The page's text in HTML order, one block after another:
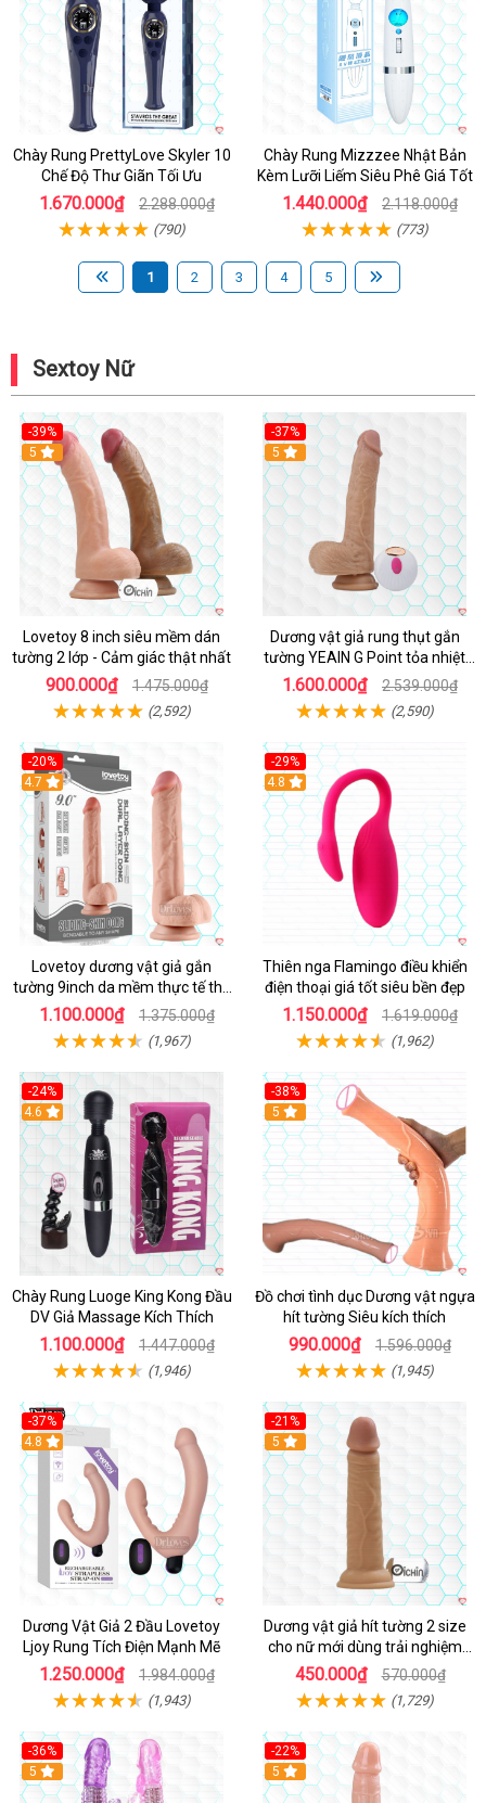
Chày Rung PrettyLove Skyler 10
Chế Độ Thư Giãn Tối Ưu
1.670.000₫ 2.288.000₫
(790)
Chày Rung Mizzzee Nhật Bản
Kèm Lưỡi Liếm Siêu Phê Giá Tốt
1.440.000₫ 2.118.000₫
(773)
1 2 3 4 5
Sextoy Nữ
-39%
Hot
5
Lovetoy 8 inch siêu mềm dán
tường 2 lớp - Cảm giác thật nhất
900.000₫ 1.475.000₫
(2,592)
-37%
5
Dương vật giả rung thụt gắn
tường YEAIN G Point tỏa nhiệt
điều khiển từ xa
1.600.000₫ 2.539.000₫
(2,590)
-20%
Hot
4.7
Lovetoy dương vật giả gắn
tường 9inch da mềm thực tế thú
vị
1.100.000₫ 1.375.000₫
(1,967)
-29%
Hot
4.8
Thiên nga Flamingo điều khiển
điện thoại giá tốt siêu bền đẹp
1.150.000₫ 1.619.000₫
(1,962)
-24%
4.6
Chày Rung Luoge King Kong Đầu
DV Giả Massage Kích Thích
1.100.000₫ 1.447.000₫
(1,946)
-38%
Hot
5
Đồ chơi tình dục Dương vật ngựa
hít tường Siêu kích thích
990.000₫ 1.596.000₫
(1,945)
-37%
Hot
4.8
Dương Vật Giả 2 Đầu Lovetoy
Ljoy Rung Tích Điện Mạnh Mẽ
1.250.000₫ 1.984.000₫
(1,943)
-21%
Hot
5
Dương vật giả hít tường 2 size
cho nữ mới dùng trải nghiệm
thật
450.000₫ 570.000₫
(1,729)
-36%
Hot
5
-22%
Hot
5